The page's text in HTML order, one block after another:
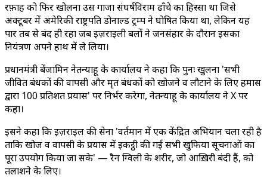
रफ़ाह को फिर खोलना उस गाजा संघर्षविराम ढाँचे का हिस्सा था जिसे
अक्टूबर में अमेरिकी राष्ट्रपति डोनाल्ड ट्रम्प ने घोषित किया था, लेकिन यह
पार तब से बंद ही रहा जब इज़राइली बलों ने जनसंहार के दौरान इसका
नियंत्रण अपने हाथ में ले लिया।
प्रधानमंत्री बेंजामिन नेतन्याहू के कार्यालय ने कहा कि पुनः खुलना 'सभी
जीवित बंधकों की वापसी और मृत बंधकों को खोजने व लौटाने के लिए हमास
द्वारा 100 प्रतिशत प्रयास' पर निर्भर करेगा, नेतन्याहू के कार्यालय ने X पर
कहा।
इसने कहा कि इज़राइल की सेना 'वर्तमान में एक केंद्रित अभियान चला रही है
ताकि खोज व वापसी के प्रयास में इकट्ठी की गई सभी खुफिया सूचनाओं का
पूरा उपयोग किया जा सके' — रैन ग्विली के शरीर, जो आख़िरी बंदी हैं, को
तलाशने के लिए।